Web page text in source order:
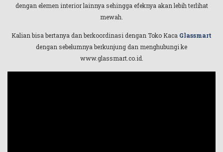
dengan elemen interior lainnya sehingga efeknya akan lebih terlihat
mewah.
Kalian bisa bertanya dan berkoordinasi dengan Toko Kaca Glassmart
dengan sebelumnya berkunjung dan menghubungi ke
www.glassmart.co.id.